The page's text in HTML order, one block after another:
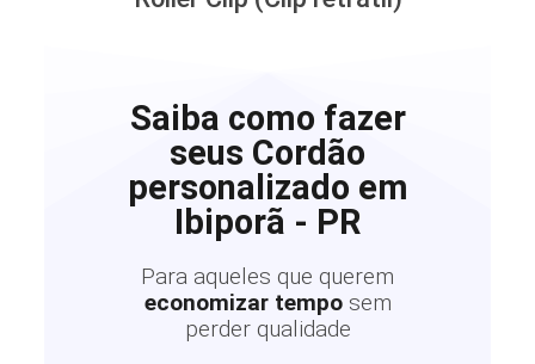
Saiba como fazer
seus Cordão
personalizado em
Ibiporã - PR
Para aqueles que querem
economizar tempo sem
perder qualidade